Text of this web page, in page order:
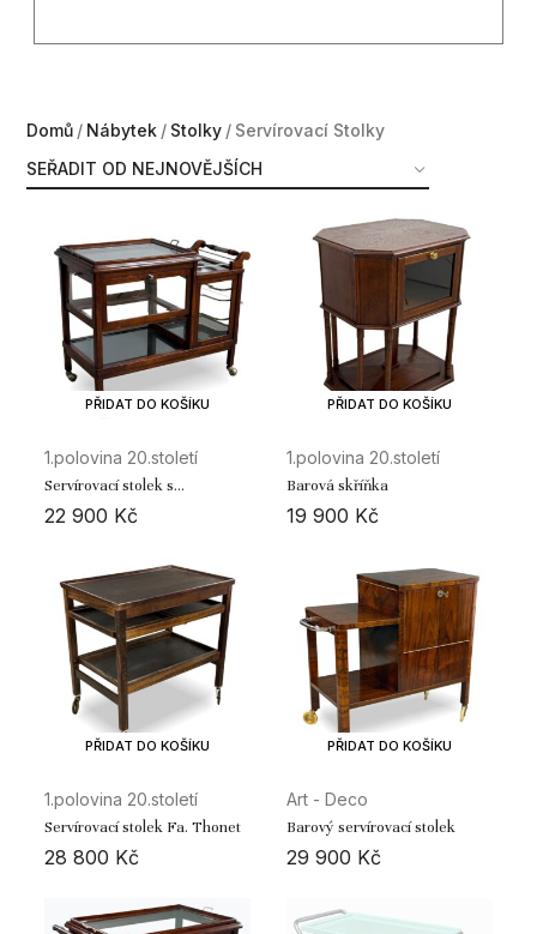
Domů Nábytek Stolky Servírovací Stolky
PŘIDAT DO KOŠÍKU
1.polovina 20.století
Servírovací stolek s
odnímatelným tácem
22 900 Kč
PŘIDAT DO KOŠÍKU
1.polovina 20.století
Barová skříňka
19 900 Kč
PŘIDAT DO KOŠÍKU
1.polovina 20.století
Servírovací stolek Fa. Thonet
28 800 Kč
PŘIDAT DO KOŠÍKU
Art - Deco
Barový servírovací stolek
29 900 Kč